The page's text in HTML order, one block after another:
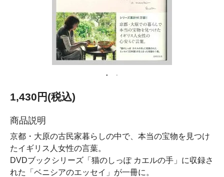
1,430円(税込)
商品説明
京都・大原の古民家暮らしの中で、本当の宝物を見つけ
たイギリス人女性の言葉。
DVDブックシリーズ「猫のしっぽ カエルの手」に収録さ
れた「ベニシアのエッセイ」が一冊に。